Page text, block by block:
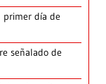
primer día de
señalado de